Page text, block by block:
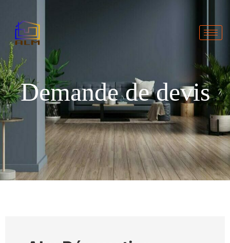
Demande de devis